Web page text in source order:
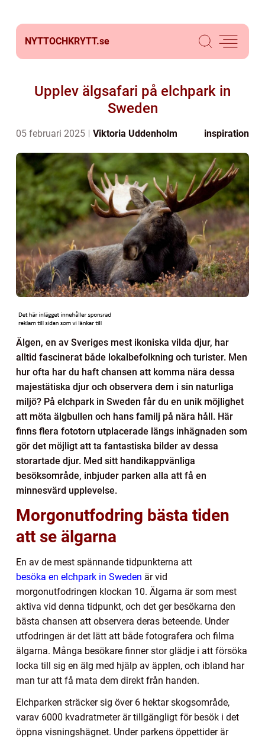
NYTTOCHKRYTT.se
Upplev älgsafari på elchpark in
Sweden
05 februari 2025 Viktoria Uddenholm inspiration
Älgen, en av Sveriges mest ikoniska vilda djur, har
alltid fascinerat både lokalbefolkning och turister. Men
hur ofta har du haft chansen att komma nära dessa
majestätiska djur och observera dem i sin naturliga
miljö? På elchpark in Sweden får du en unik möjlighet
att möta älgbullen och hans familj på nära håll. Här
finns flera fototorn utplacerade längs inhägnaden som
gör det möjligt att ta fantastiska bilder av dessa
storartade djur. Med sitt handikappvänliga
besöksområde, inbjuder parken alla att få en
minnesvärd upplevelse.
Morgonutfodring bästa tiden
att se älgarna
En av de mest spännande tidpunkterna att
besöka en elchpark in Sweden är vid
morgonutfodringen klockan 10. Älgarna är som mest
aktiva vid denna tidpunkt, och det ger besökarna den
bästa chansen att observera deras beteende. Under
utfodringen är det lätt att både fotografera och filma
älgarna. Många besökare finner stor glädje i att försöka
locka till sig en älg med hjälp av äpplen, och ibland har
man tur att få mata dem direkt från handen.
Elchparken sträcker sig över 6 hektar skogsområde,
varav 6000 kvadratmeter är tillgängligt för besök i det
öppna visningshägnet. Under parkens öppettider är